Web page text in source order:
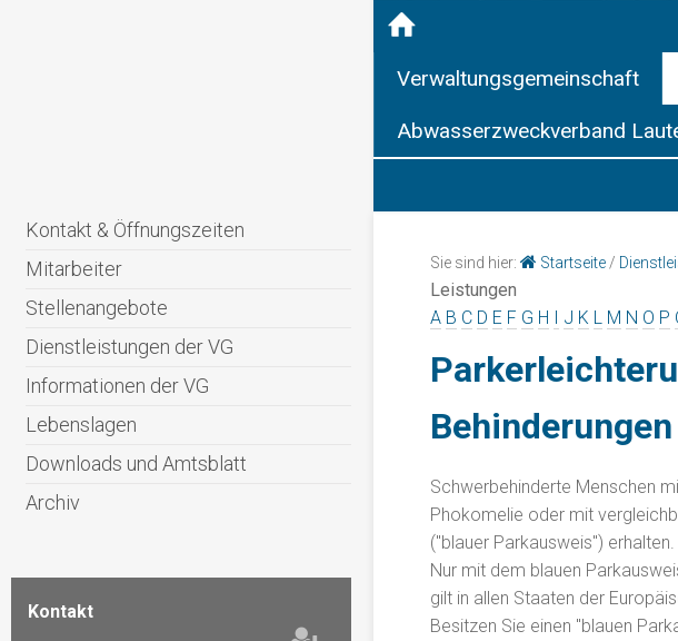
Verwaltungsgemeinschaft
Abwasserzweckverband
Kontakt & Öffnungszeiten
Mitarbeiter
Stellenangebote
Dienstleistungen der VG
Informationen der VG
Lebenslagen
Downloads und Amtsblatt
Archiv
Kontakt
Sie sind hier: Startseite /
Leistungen
A B C D E F G H I J K L M N O P
Schwerbehinderte Menschen
Phokomelie oder mit
("blauer Parkausweis") erhalten.
Nur mit dem blauen
gilt in allen Staaten der
Besitzen Sie einen "blauen